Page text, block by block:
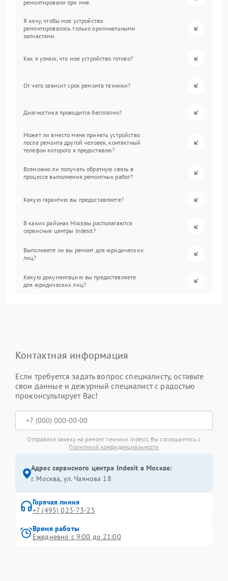
ремонтировали при мне.
Я хочу, чтобы мое устройство
ремонтировалось только оригинальными
запчастями.
Как я узнаю, что мое устройство готово?
От чего зависит срок ремонта техники?
Диагностика проводится бесплатно?
Может ли вместо меня принять устройство
после ремонта другой человек, контактный
телефон которого я предоставлю?
Возможно ли получать обратную связь в
процессе выполнения ремонтных работ?
Какую гарантию вы предоставляете?
В каких районах Москвы располагаются
сервисные центры Indesit?
Выполняете ли вы ремонт для юридических
лиц?
Какую документацию вы предоставляете
для юридических лиц?
Контактная информация
Если требуется задать вопрос специалисту, оставьте
свои данные и дежурный специалист с радостью
проконсультирует Вас!
Отправляя заявку на ремонт техники Indesit, Вы соглашаетесь с
Политикой конфиденциальности
Адрес сервисного центра Indesit в Москве:
г. Москва, ул. Чаянова 18
Горячая линия
+7 (495) 023-73-25
Время работы
Ежедневно с 9:00 до 21:00